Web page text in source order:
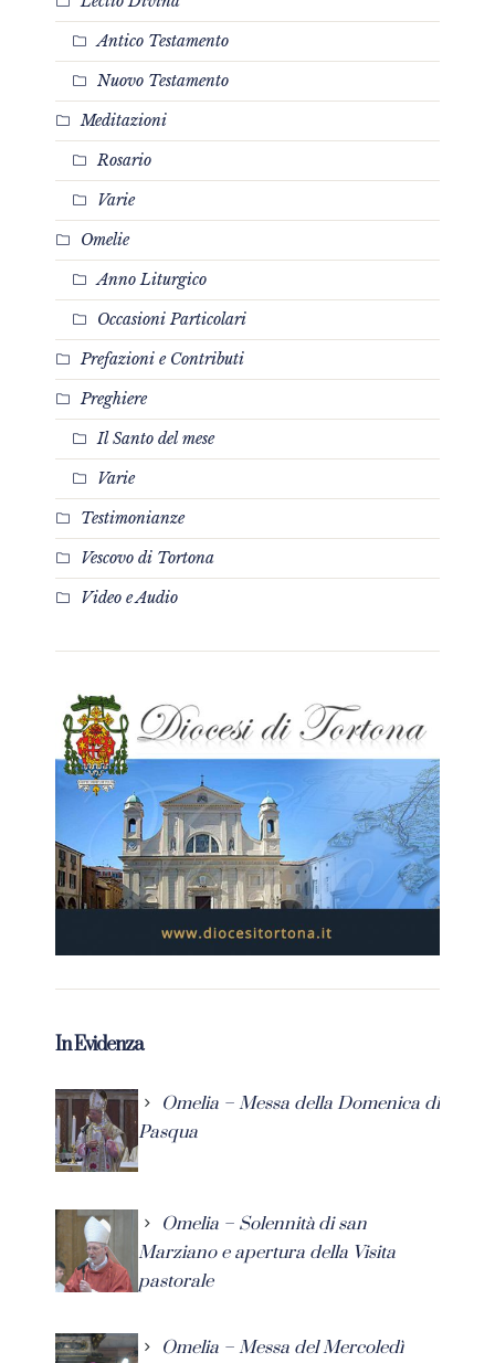
Antico Testamento
Nuovo Testamento
Meditazioni
Rosario
Varie
Omelie
Anno Liturgico
Occasioni Particolari
Prefazioni e Contributi
Preghiere
Il Santo del mese
Varie
Testimonianze
Vescovo di Tortona
Video e Audio
In Evidenza
Omelia – Messa della Domenica di
Pasqua
Omelia – Solennità di san
Marziano e apertura della Visita
pastorale
Omelia – Messa del Mercoledì